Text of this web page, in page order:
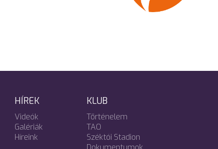
HÍREK
Videók
Galériák
Híreink
KLUB
Történelem
TAO
Széktói Stadion